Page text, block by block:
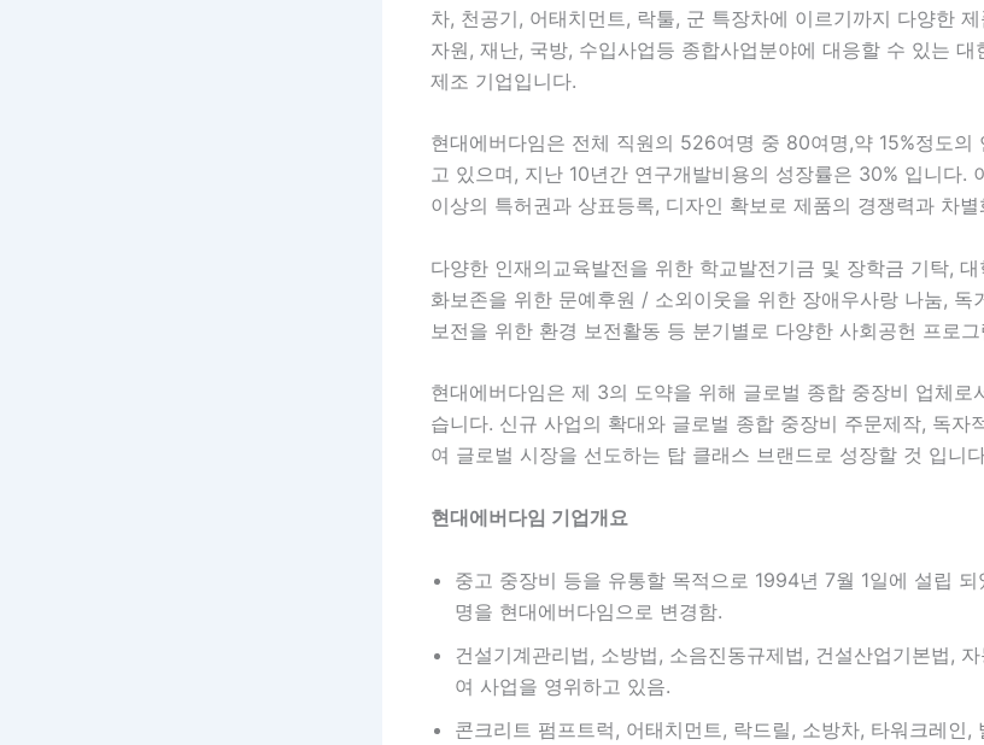
차, 천공기, 어태치먼트, 락툴, 군 특장차에 이르기까지 다양한
자원, 재난, 국방, 수입사업등 종합사업분야에 대응할 수 있는 대
제조 기업입니다.
현대에버다임은 전체 직원의 526여명 중 80여명,약 15%정도의
고 있으며, 지난 10년간 연구개발비용의 성장률은 30% 입니다.
이상의 특허권과 상표등록, 디자인 확보로 제품의 경쟁력과 차
다양한 인재의교육발전을 위한 학교발전기금 및 장학금 기탁,
화보존을 위한 문예후원 / 소외이웃을 위한 장애우사랑 나눔, 독
보전을 위한 환경 보전활동 등 분기별로 다양한 사회공헌 프로
현대에버다임은 제 3의 도약을 위해 글로벌 종합 중장비 업체로
습니다. 신규 사업의 확대와 글로벌 종합 중장비 주문제작, 독자
여 글로벌 시장을 선도하는 탑 클래스 브랜드로 성장할 것 입니
현대에버다임 기업개요
중고 중장비 등을 유통할 목적으로 1994년 7월 1일에 설립
명을 현대에버다임으로 변경함.
건설기계관리법, 소방법, 소음진동규제법, 건설산업기본법,
여 사업을 영위하고 있음.
콘크리트 펌프트럭, 어태치먼트, 락드릴, 소방차, 타워크레인,